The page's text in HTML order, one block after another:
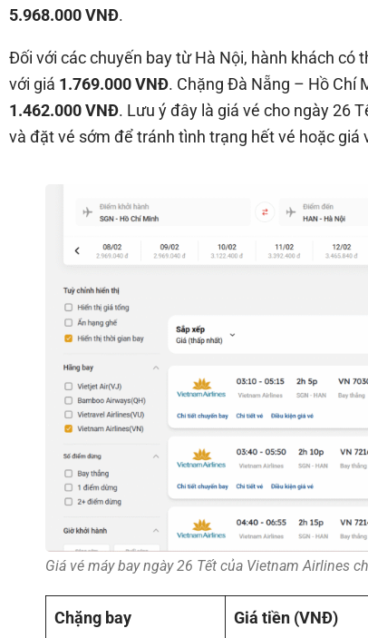
5.968.000 VNĐ.
Đối với các chuyến bay từ Hà Nội, hành khách có
với giá 1.769.000 VNĐ. Chặng Đà Nẵng – Hồ Chí
1.462.000 VNĐ. Lưu ý đây là giá vé cho ngày 26
và đặt vé sớm để tránh tình trạng hết vé hoặc giá
Giá vé máy bay ngày 26 Tết của Vietnam Airlines
Chặng bay Giá tiền (VNĐ)